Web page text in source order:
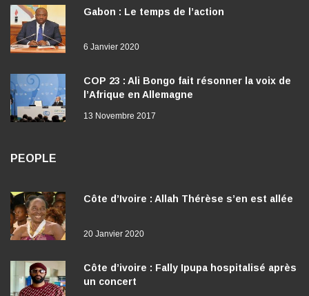
Gabon : Le temps de l’action
6 Janvier 2020
COP 23 : Ali Bongo fait résonner la voix de
l’Afrique en Allemagne
13 Novembre 2017
PEOPLE
Côte d’Ivoire : Allah Thérèse s’en est allée
20 Janvier 2020
Côte d’ivoire : Fally Ipupa hospitalisé après
un concert